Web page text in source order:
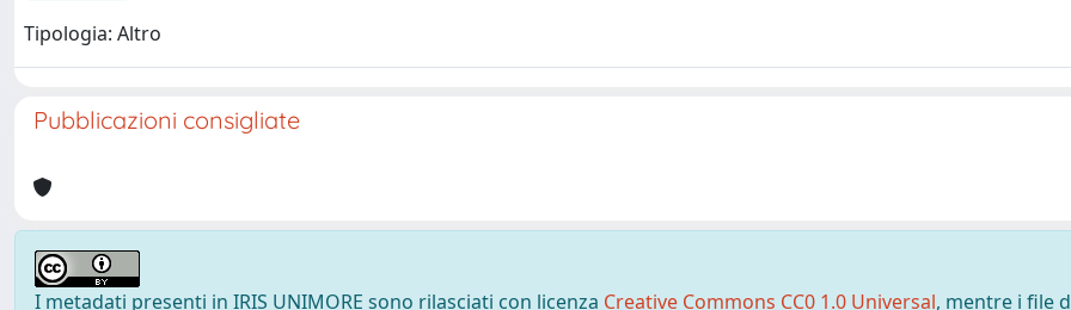
Tipologia: Altro
Pubblicazioni consigliate
I metadati presenti in IRIS UNIMORE sono rilasciati con licenza Creative Commons CC0 1.0 Universal, mentre i file